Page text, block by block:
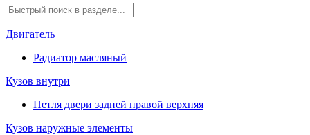
Двигатель
Радиатор масляный
Кузов внутри
Петля двери задней правой верхняя
Кузов наружные элементы